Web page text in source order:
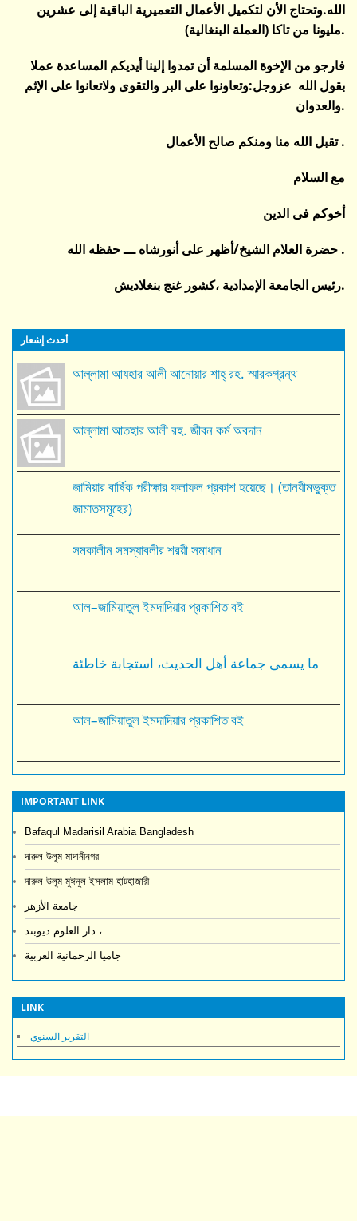
الله.وتحتاج الأن لتكميل الأعمال التعميرية الباقية إلى عشرين
مليونا من تاكا (العملة البنغالية).
فارجو من الإخوة المسلمة أن تمدوا إلينا أيديكم المساعدة عملا
بقول الله عزوجل:وتعاونوا على البر والتقوى ولاتعانوا على الإثم
والعدوان.
تقبل الله منا ومنكم صالح الأعمال .
مع السلام
أخوكم فى الدين
حضرة العلام الشيخ/أظهر على أنورشاه ـــ حفظه الله .
رئيس الجامعة الإمدادية ،كشور غنج بنغلاديش.
أحدث إشعار
আল্লামা আযহার আলী আনোয়ার শাহ্‌ রহ. স্মারকগ্রন্থ
আল্লামা আতহার আলী রহ. জীবন কর্ম অবদান
জামিয়ার বার্ষিক পরীক্ষার ফলাফল প্রকাশ হয়েছে। (তানযীমভুক্ত
জামাতসমূহের)
সমকালীন সমস্যাবলীর শরয়ী সমাধান
আল–জামিয়াতুল ইমদাদিয়ার প্রকাশিত বই
ما يسمى جماعة أهل الحديث، استجابة خاطئة
আল–জামিয়াতুল ইমদাদিয়ার প্রকাশিত বই
IMPORTANT LINK
Bafaqul Madarisil Arabia Bangladesh
দারুল উলূম মাদানীনগর
দারুল উলূম মুঈনুল ইসলাম হাটহাজারী
جامعة الأزهر
دار العلوم ديوبند ،
جاميا الرحمانية العربية
LINK
التقرير السنوي